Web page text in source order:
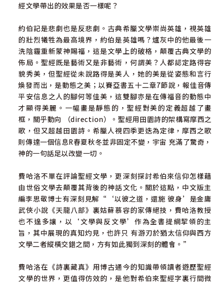
經文學帶出的效果是否一樣呢？
約伯記是悲劇也是反悲劇。古典希臘文學崇尚英雄，視英雄
的壯烈犧牲為最高境界，約伯是英雄嗎？爐灰中的他最後一
洗陰霾重新蒙神賜福，這是文學上的破格，顛覆古典文學的
佈局。聖經既是藝術又是非藝術，何謂美？人都認定路得容
貌秀美，但聖經從未說路得是美人，她的美是從姿態和言行
煥發而出，是動態之美；以賽亞書五十二章7節說，報佳音傳
平安信息之人的腳何等佳美，這雙腳亦是在傳福音的動態中
才顯得美麗。一幅畫是靜態的，聖經對美的定義超越了畫
框，關乎動向 （direction）。聖經用田園詩的架構寫摩西之
歌，但又超越田園詩。希臘人視四季更迭為定律，摩西之歌
則傳達一個信息R春夏秋冬並非固定不變，宇宙 充滿了驚奇，
神的一句話足以改變一切。
費哈洛不單在評論聖經文學，更深刻探討希伯來信仰怎樣藉
由世俗文學去顛覆其背後的神話文化。關於這點，中文版主
編李思敬博士有深刻見解“‘以彼之道，還施 彼身’是金庸
武俠小說《天龍八部》裏姑蘇慕容的家傳絕技，費哈洛教授
也不遑多讓，以‘文學與反文學’作為全書提綱挈領的主
旨，其中展現的真知灼見，也許只 有游刃於猶太信仰與西方
文學二者縱橫交錯之間，方有如此獨到深刻的體會。”
費哈洛在《詩裏藏真》用博古通今的知識帶領讀者遊歷聖經
文學的世界，更值得仿效的，是他對希伯來聖經字裏行間微